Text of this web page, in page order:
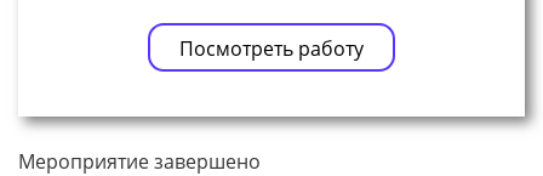
Посмотреть работу
Мероприятие завершено